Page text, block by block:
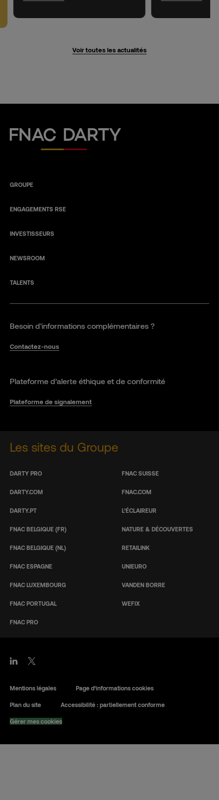
Voir toutes les actualités
Fnac Darty
GROUPE
ENGAGEMENTS RSE
INVESTISSEURS
NEWSROOM
TALENTS
Besoin d'informations complémentaires ?
Contactez-nous
Plateforme d’alerte éthique et de conformité
Plateforme de signalement
Les sites du Groupe
DARTY PRO
DARTY.COM
DARTY.PT
FNAC BELGIQUE (FR)
FNAC BELGIQUE (NL)
FNAC ESPAGNE
FNAC LUXEMBOURG
FNAC PORTUGAL
FNAC PRO
FNAC SUISSE
FNAC.COM
L’ÉCLAIREUR
NATURE & DÉCOUVERTES
RETAILINK
UNIEURO
VANDEN BORRE
WEFIX
Mentions légales Page d’informations cookies
Plan du site Accessibilité : partiellement conforme
Gérer mes cookies